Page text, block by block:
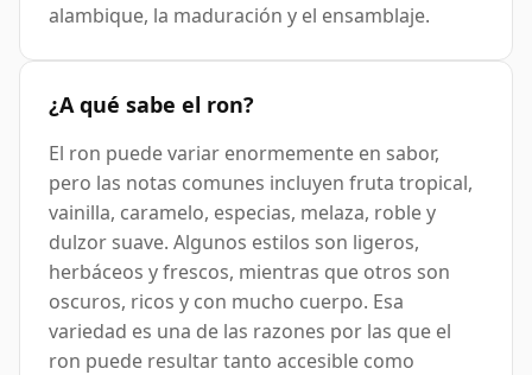
alambique, la maduración y el ensamblaje.
¿A qué sabe el ron?
El ron puede variar enormemente en sabor,
pero las notas comunes incluyen fruta tropical,
vainilla, caramelo, especias, melaza, roble y
dulzor suave. Algunos estilos son ligeros,
herbáceos y frescos, mientras que otros son
oscuros, ricos y con mucho cuerpo. Esa
variedad es una de las razones por las que el
ron puede resultar tanto accesible como